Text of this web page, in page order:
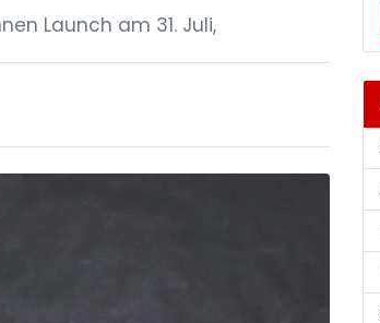
Launch am 31. Juli,